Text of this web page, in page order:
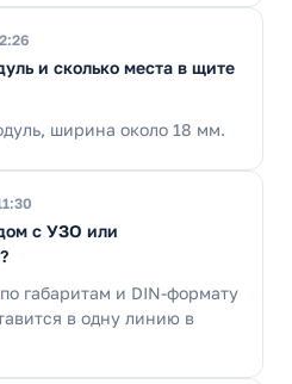
и сколько места в щите
ширина около 18 мм.
с УЗО или
габаритам и DIN-формату
в одну линию в